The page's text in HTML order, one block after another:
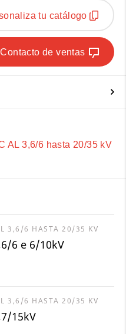
tu catálogo
Contacto de ventas
AL 3,6/6 hasta 20/35 kV
3,6/6 HASTA 20/35 KV
6 e 6/10kV
3,6/6 HASTA 20/35 KV
15kV